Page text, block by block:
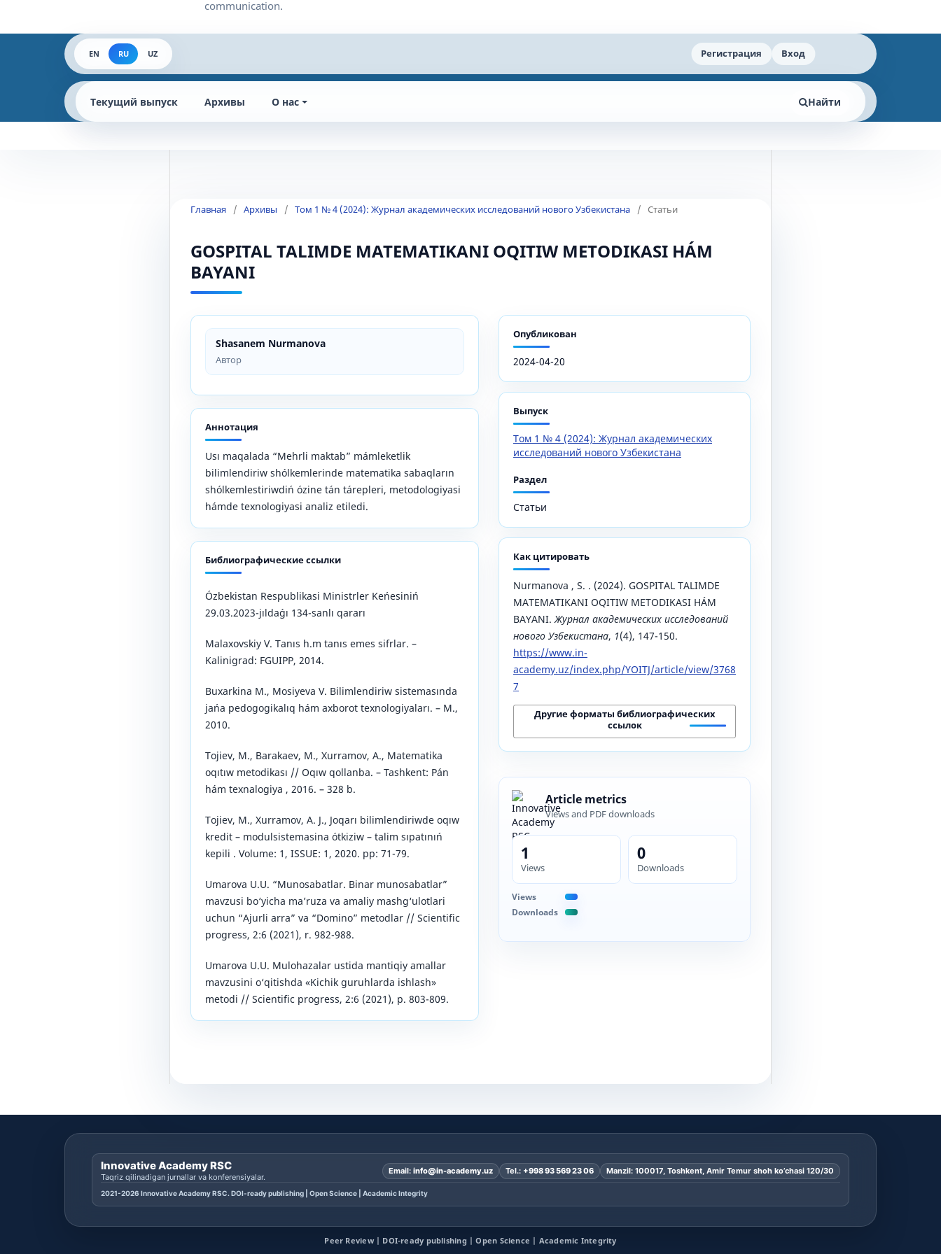
EN RU UZ Регистрация Вход
Текущий выпуск Архивы О нас Найти
Главная / Архивы / Том 1 № 4 (2024): Журнал академических исследований нового Узбекистана / Статьи
GOSPITAL TALIMDE MATEMATIKANI OQITIW METODIKASI HÁM
BAYANI
Shasanem Nurmanova
Автор
Аннотация
Usı maqalada “Mehrli maktab” mámleketlik
bilimlendiriw shólkemlerinde matematika sabaqların
shólkemlestiriwdiń ózine tán tárepleri, metodologiyasi
hámde texnologiyasi analiz etiledi.
Библиографические ссылки
Ózbekistan Respublikasi Ministrler Keńesiniń
29.03.2023-jıldaǵı 134-sanlı qararı
Mаlаxоvskiy V. Tаnıs h.m tanıs emes sifrlar. –
Kаlinigrаd: FGUIPP, 2014.
Buxаrkinа M., Mоsiyevа V. Bilimlendiriw sistemasında
jańa pedogogikalıq hám axborot texnologiyaları. – M.,
2010.
Tojiev, M., Barakaev, M., Xurramov, A., Matematika
oqıtıw metodikası // Oqıw qollanba. – Tashkent: Pán
hám texnalogiya , 2016. – 328 b.
Tojiev, M., Xurramov, A. J., Joqarı bilimlendiriwde oqıw
kredit – modulsistemasina ótkiziw – talim sıpatınıń
kepili . Volume: 1, ISSUE: 1, 2020. pp: 71-79.
Umarova U.U. “Munosabatlar. Binar munosabatlar”
mavzusi bo‘yicha ma’ruza va amaliy mashg‘ulotlari
uchun “Ajurli arra” va “Domino” metodlar // Scientific
progress, 2:6 (2021), r. 982-988.
Umarova U.U. Mulohazalar ustida mantiqiy amallar
mavzusini o‘qitishda «Kichik guruhlarda ishlash»
metodi // Scientific progress, 2:6 (2021), p. 803-809.
Опубликован
2024-04-20
Выпуск
Том 1 № 4 (2024): Журнал академических
исследований нового Узбекистана
Раздел
Статьи
Как цитировать
Nurmanova , S. . (2024). GOSPITAL TALIMDE
MATEMATIKANI OQITIW METODIKASI HÁM
BAYANI.Журнал академических исследований
нового Узбекистана, 1(4), 147-150.
https://www.in-
academy.uz/index.php/YOITJ/article/view/3768
7
Другие форматы библиографических
ссылок
Article metrics
Views and PDF downloads
1
Views
0
Downloads
Views
Downloads
Innovative Academy RSC
Taqriz qilinadigan jurnallar va konferensiyalar.
Email: info@in-academy.uz Tel.: +998 93 569 23 06 Manzil: 100017, Toshkent, Amir Temur shoh ko’chasi 120/30
2021-2026 Innovative Academy RSC. DOI-ready publishing | Open Science | Academic Integrity